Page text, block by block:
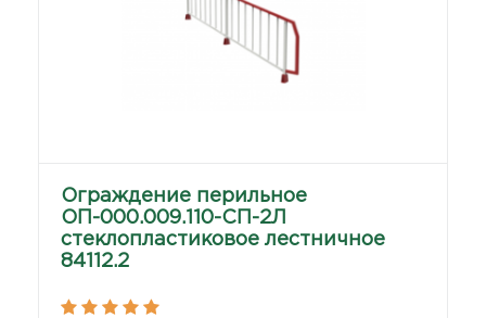
Ограждение перильное
ОП-000.009.110-СП-2Л
стеклопластиковое лестничное
84112.2